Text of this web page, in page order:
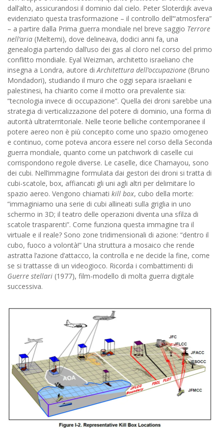
dall’alto, assicurandosi il dominio dal cielo. Peter Sloterdijk aveva
evidenziato questa trasformazione – il controllo dell’“atmosfera”
– a partire dalla Prima guerra mondiale nel breve saggio Terrore
nell’aria (Meltemi), dove delineava, dodici anni fa, una
genealogia partendo dall’uso dei gas al cloro nel corso del primo
conflitto mondiale. Eyal Weizman, architetto israeliano che
insegna a Londra, autore diArchitettura dell’occupazione (Bruno
Mondadori), studiando il muro che oggi separa israeliani e
palestinesi, ha chiarito come il motto ora prevalente sia:
“tecnologia invece di occupazione”. Quella dei droni sarebbe una
strategia di verticalizzazione del potere di dominio, una forma di
autorità ultraterritoriale. Nelle teorie belliche contemporanee il
potere aereo non è più concepito come uno spazio omogeneo
e continuo, come poteva ancora essere nel corso della Seconda
guerra mondiale, quanto come un patchwork di caselle cui
corrispondono regole diverse. Le caselle, dice Chamayou, sono
dei cubi. Nell’immagine formulata dai gestori dei droni si tratta di
cubi-scatole, box, affiancati gli uni agli altri per delimitare lo
spazio aereo. Vengono chiamati kill box, cubo della morte:
“immaginiamo una serie di cubi allineati sulla griglia in uno
schermo in 3D; il teatro delle operazioni diventa una sfilza di
scatole trasparenti”. Come funziona questa immagine tra il
virtuale e il reale? Sono zone tridimensionali di azione: “dentro il
cubo, fuoco a volontà!” Una struttura a mosaico che rende
astratta l’azione d’attacco, la controlla e ne decide la fine, come
se si trattasse di un videogioco. Ricorda i combattimenti di
Guerre stellari (1977), film-modello di molta guerra digitale
successiva.